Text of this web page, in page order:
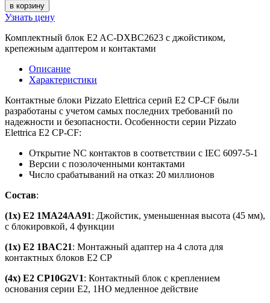
в корзину
Узнать цену
Комплектный блок E2 AC-DXBC2623 с джойстиком,
крепежным адаптером и контактами
Описание
Характеристики
Контактные блоки Pizzato Elettrica серий E2 CP-CF были
разработаны с учетом самых последних требований по
надежности и безопасности. Особенности серии Pizzato
Elettrica E2 CP-CF:
Открытие NC контактов в соответствии с IEC 6097-5-1
Версии с позолоченными контактами
Число срабатываний на отказ: 20 миллионов
Состав:
(1x) E2 1MA24AA91: Джойстик, уменьшенная высота (45 мм),
с блокировкой, 4 функции
(1x) E2 1BAC21: Монтажный адаптер на 4 слота для
контактных блоков E2 CP
(4x) E2 CP10G2V1: Контактный блок с креплением
основания серии E2, 1НО медленное действие